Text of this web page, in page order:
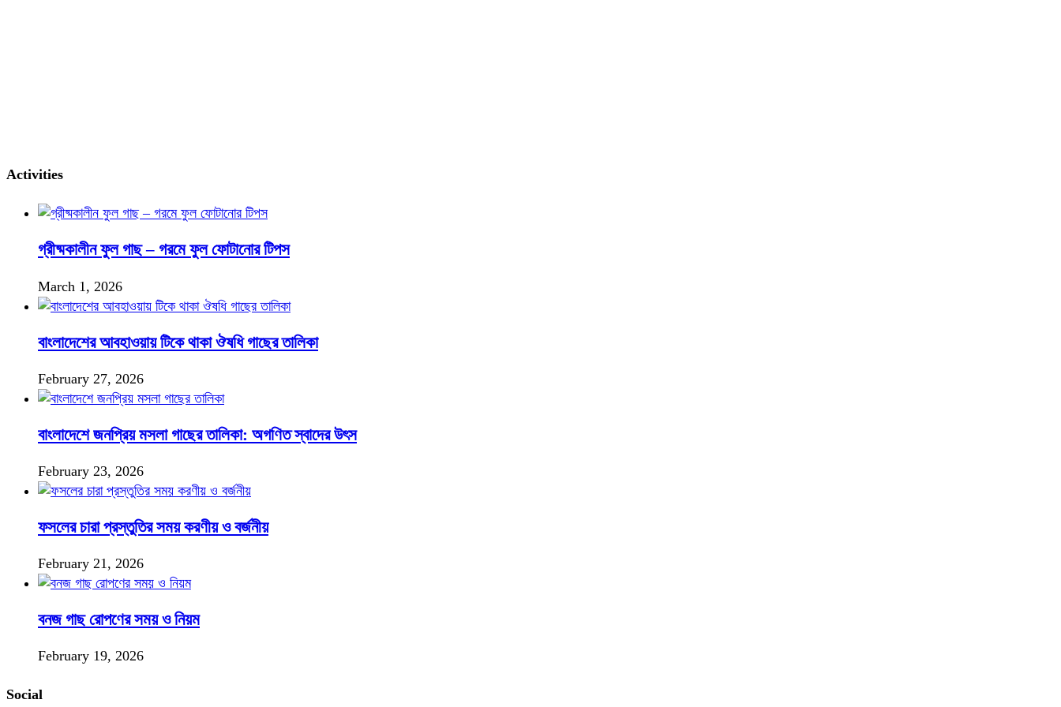
Activities
গ্রীষ্মকালীন ফুল গাছ – গরমে ফুল ফোটানোর টিপস
March 1, 2026
বাংলাদেশের আবহাওয়ায় টিকে থাকা ঔষধি গাছের তালিকা
February 27, 2026
বাংলাদেশে জনপ্রিয় মসলা গাছের তালিকা: অগণিত স্বাদের উৎস
February 23, 2026
ফসলের চারা প্রস্তুতির সময় করণীয় ও বর্জনীয়
February 21, 2026
বনজ গাছ রোপণের সময় ও নিয়ম
February 19, 2026
Social